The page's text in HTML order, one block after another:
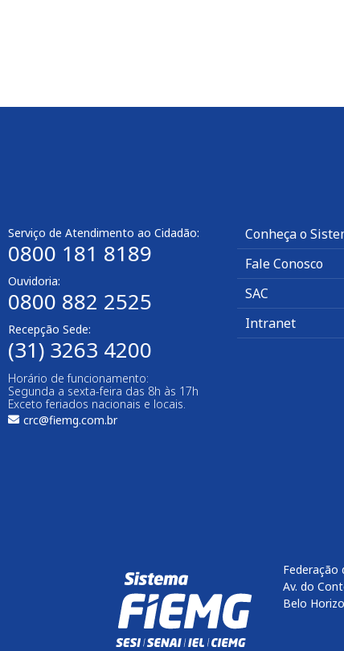
Serviço de Atendimento ao Cidadão:
0800 181 8189
Ouvidoria:
0800 882 2525​
Recepção Sede:
(31) 3263 4200
Horário de funcionamento:
Segunda a sexta-feira das 8h às 17h
Exceto feriados nacionais e locais.
crc@fiemg.com.br
Conheça o
Fale Conosco
SAC
Intranet
Federação
Av. do
Belo